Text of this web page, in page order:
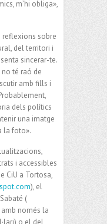
m’hi obliga»,
reflexions sobre
del territori i
sincerar-te.
té raó de
amb fills i
dels polítics
una imatge
la foto».
i accessibles
CiU a Tortosa,
), el
(
amb només la